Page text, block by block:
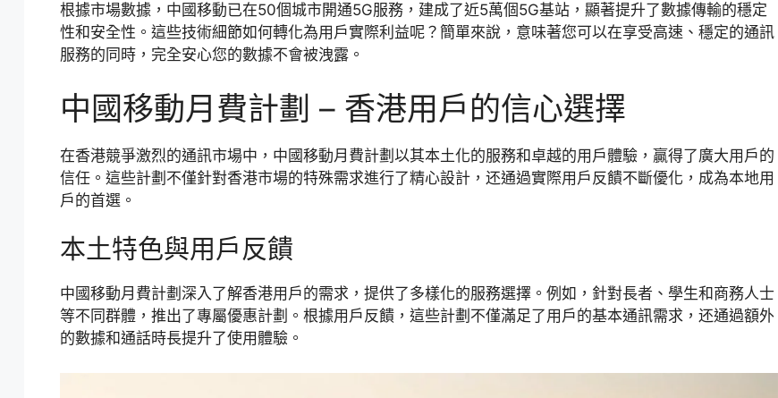
根據市場數據，中國移動已在50個城市開通5G服務，建成了近5萬個5G基站，顯著提升了數據傳輸的穩定
性和安全性。這些技術細節如何轉化為用戶實際利益呢？簡單來說，意味著您可以在享受高速、穩定的通訊
服務的同時，完全安心您的數據不會被洩露。
中國移動月費計劃 – 香港用戶的信心選擇
在香港競爭激烈的通訊市場中，中國移動月費計劃以其本土化的服務和卓越的用戶體驗，贏得了廣大用戶的
信任。這些計劃不僅針對香港市場的特殊需求進行了精心設計，还通過實際用戶反饋不斷優化，成為本地用
戶的首選。
本土特色與用戶反饋
中國移動月費計劃深入了解香港用戶的需求，提供了多樣化的服務選擇。例如，針對長者、學生和商務人士
等不同群體，推出了專屬優惠計劃。根據用戶反饋，這些計劃不僅滿足了用戶的基本通訊需求，还通過額外
的數據和通話時長提升了使用體驗。